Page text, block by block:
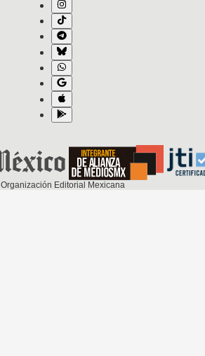
Organización Editorial Mexicana